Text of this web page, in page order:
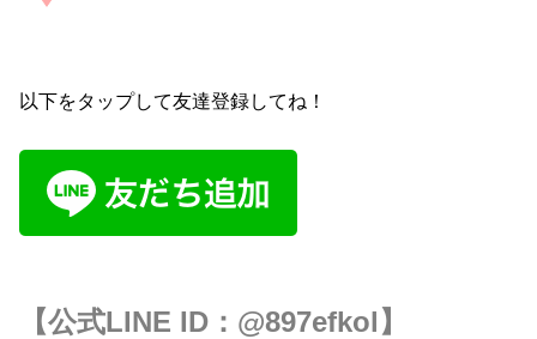
以下をタップして友達登録してね！
【公式LINE ID： @897efkol 】